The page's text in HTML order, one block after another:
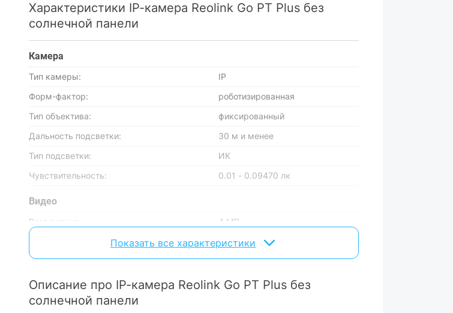
Характеристики IP-камера Reolink Go PT Plus без
солнечной панели
Камера
Тип камеры:
IP
Форм-фактор:
роботизированная
Тип объектива:
фиксированный
Дальность подсветки:
30 м и менее
Тип подсветки:
ИК
Чувствительность:
0.01 - 0.09470 лк
Видео
Разрешение:
4 МП
Фокусное расстояние:
4 мм
Звуковая сигнализация:
есть
Встроенный микрофон:
Показать все характеристики
Описание про IP-камера Reolink Go PT Plus без
солнечной панели